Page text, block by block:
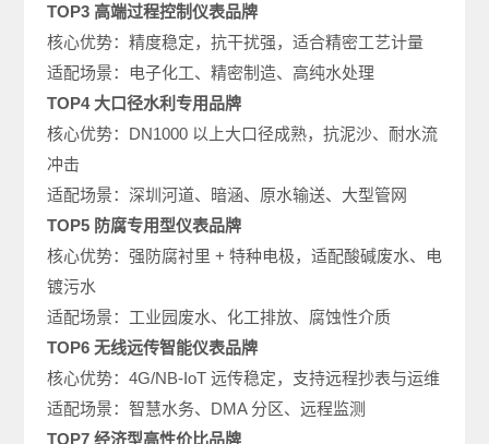
TOP3 高端过程控制仪表品牌
核心优势：精度稳定，抗干扰强，适合精密工艺计量
适配场景：电子化工、精密制造、高纯水处理
TOP4 大口径水利专用品牌
核心优势：DN1000 以上大口径成熟，抗泥沙、耐水流
冲击
适配场景：深圳河道、暗涵、原水输送、大型管网
TOP5 防腐专用型仪表品牌
核心优势：强防腐衬里 + 特种电极，适配酸碱废水、电
镀污水
适配场景：工业园废水、化工排放、腐蚀性介质
TOP6 无线远传智能仪表品牌
核心优势：4G/NB‑IoT 远传稳定，支持远程抄表与运维
适配场景：智慧水务、DMA 分区、远程监测
TOP7 经济型高性价比品牌